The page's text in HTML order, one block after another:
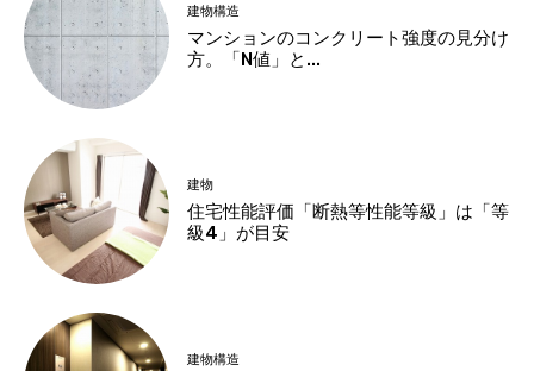
建物構造
マンションのコンクリート強度の見分け
方。「N値」と...
建物
住宅性能評価「断熱等性能等級」は「等
級4」が目安
建物構造